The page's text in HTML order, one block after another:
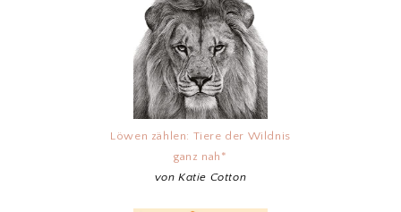
Löwen zählen: Tiere der Wildnis
ganz nah*
von Katie Cotton